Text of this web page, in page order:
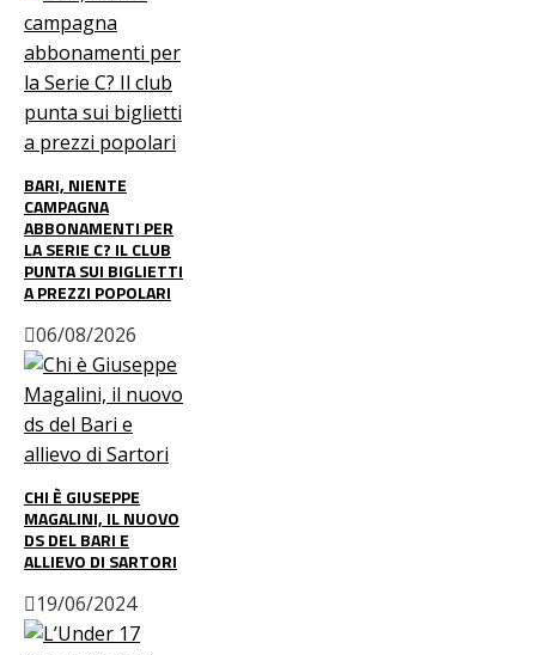
BARI, NIENTE
CAMPAGNA
ABBONAMENTI PER
LA SERIE C? IL CLUB
PUNTA SUI BIGLIETTI
A PREZZI POPOLARI
06/08/2026
CHI È GIUSEPPE
MAGALINI, IL NUOVO
DS DEL BARI E
ALLIEVO DI SARTORI
19/06/2024